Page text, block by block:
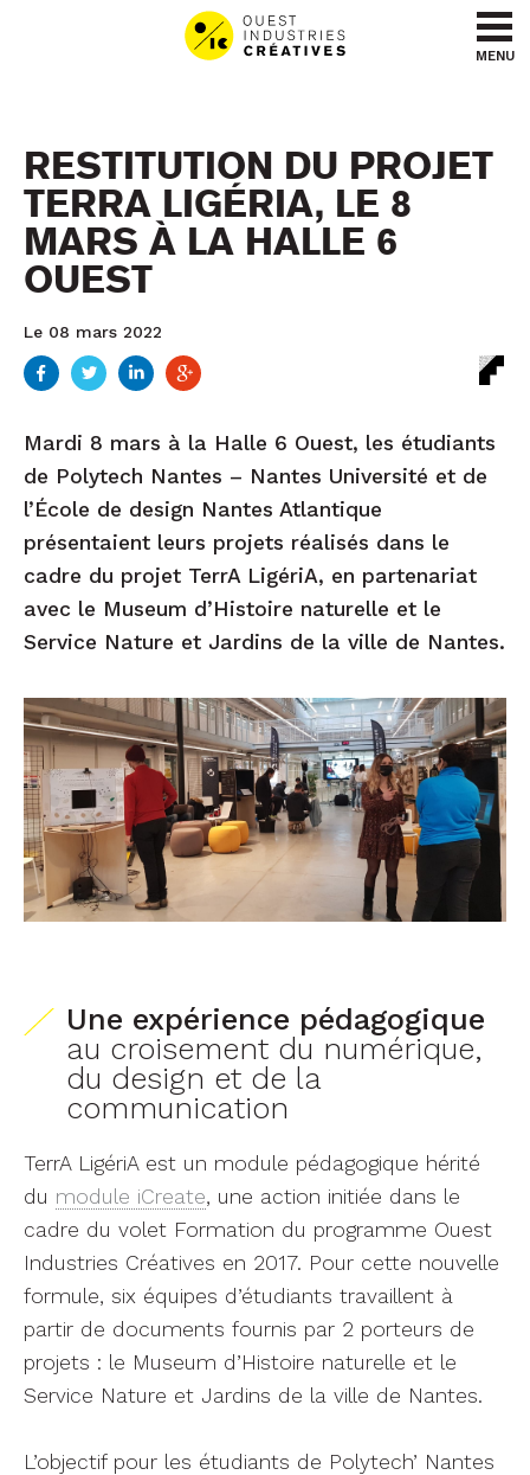
Aller au menu
Aller au contenu
MENU
RESTITUTION DU PROJET
TERRA LIGÉRIA, LE 8
MARS À LA HALLE 6
OUEST
Le 08 mars 2022
Mardi 8 mars à la Halle 6 Ouest, les étudiants
de Polytech Nantes – Nantes Université et de
l’École de design Nantes Atlantique
présentaient leurs projets réalisés dans le
cadre du projet TerrA LigériA, en partenariat
avec le Museum d’Histoire naturelle et le
Service Nature et Jardins de la ville de Nantes.
Une expérience pédagogique
au croisement du numérique,
du design et de la
communication
TerrA LigériA est un module pédagogique hérité
du module iCreate, une action initiée dans le
cadre du volet Formation du programme Ouest
Industries Créatives en 2017. Pour cette nouvelle
formule, six équipes d’étudiants travaillent à
partir de documents fournis par 2 porteurs de
projets : le Museum d’Histoire naturelle et le
Service Nature et Jardins de la ville de Nantes.
L’objectif pour les étudiants de Polytech’ Nantes